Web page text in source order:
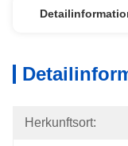
Herkunftsort: